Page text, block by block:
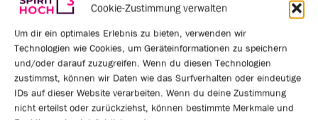
Cookie-Zustimmung verwalten
Um dir ein optimales Erlebnis zu bieten, verwenden wir
Technologien wie Cookies, um Geräteinformationen zu speichern
und/oder darauf zuzugreifen. Wenn du diesen Technologien
zustimmst, können wir Daten wie das Surfverhalten oder eindeutige
IDs auf dieser Website verarbeiten. Wenn du deine Zustimmung
nicht erteilst oder zurückziehst, können bestimmte Merkmale und
04.
VERNETZUNGSRUNDEN UND
PRAXISAUSTAUSCH